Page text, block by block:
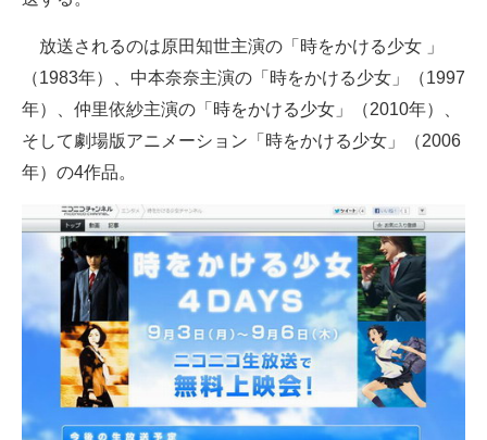
進化するPCとデバイスの未来
好きが集まる 比べて選べる
ビジネスと働き方のヒント
AI活用のいまが分かる
経営リーダーのコミュニティ
マーケ×ITの今がよく分かる
ITエンジニア向け専門サイト
企業向けIT製品の総合サイト
IT製品の技術・比較・事例
放送されるのは原田知世主演の「時をかける少女 」
（1983年）、中本奈奈主演の「時をかける少女」（1997
年）、仲里依紗主演の「時をかける少女」（2010年）、
そして劇場版アニメーション「時をかける少女」（2006
年）の4作品。